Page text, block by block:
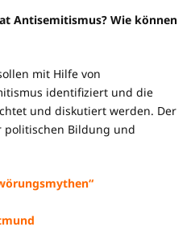
Antisemitismus? Wie können
mit Hilfe von
identifiziert und die
und diskutiert werden. Der
politischen Bildung und